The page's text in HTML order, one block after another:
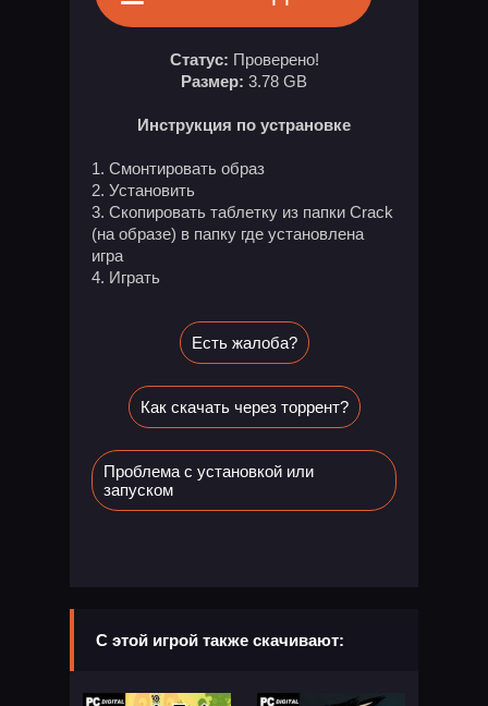
Статус: Проверено!
Размер: 3.78 GB
Инструкция по устрановке
1. Смонтировать образ
2. Установить
3. Скопировать таблетку из папки Crack
(на образе) в папку где установлена
игра
4. Играть
Есть жалоба?
Как скачать через торрент?
Проблема с установкой или
запуском
С этой игрой также скачивают: